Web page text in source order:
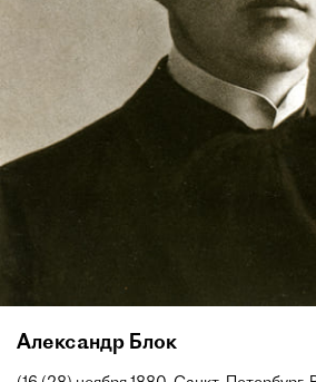
Александр Блок